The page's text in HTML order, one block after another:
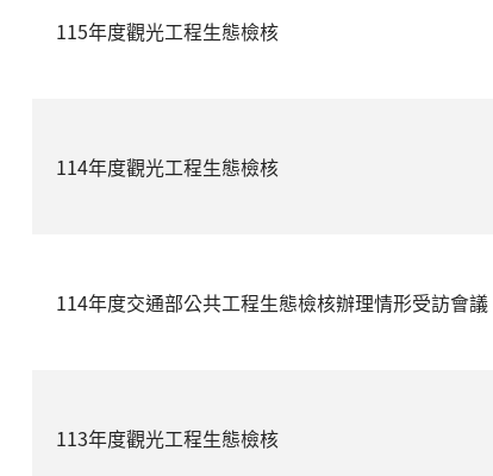
115年度觀光工程生態檢核
114年度觀光工程生態檢核
114年度交通部公共工程生態檢核辦理情形受訪會議
113年度觀光工程生態檢核